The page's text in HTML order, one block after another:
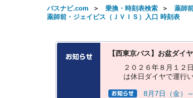
バスナビ.com ＞ 乗換・時刻表検索 ＞ 薬師
薬師前・ジェイビス（ＪＶＩＳ）入口 時刻表
【西東京バス】お盆ダイ
２ ０ ２ ６年８ 月 １ ２ 日
は休日 ダイヤで運行
8月7日（金）